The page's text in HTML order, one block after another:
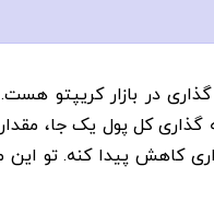
در بازار کریپتو
کل پول یک جا،